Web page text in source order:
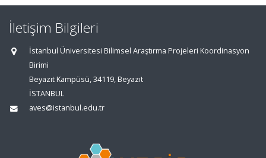
İletişim Bilgileri
İstanbul Üniversitesi Bilimsel Araştırma Projeleri Koordinasyon
Birimi
Beyazıt Kampüsü, 34119, Beyazıt
İSTANBUL
aves@istanbul.edu.tr